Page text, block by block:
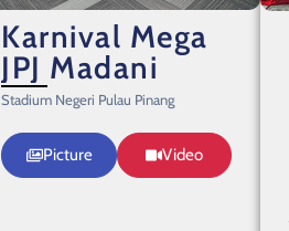
Karnival Mega
JPJ Madani
Stadium Negeri Pulau Pinang
Picture Video